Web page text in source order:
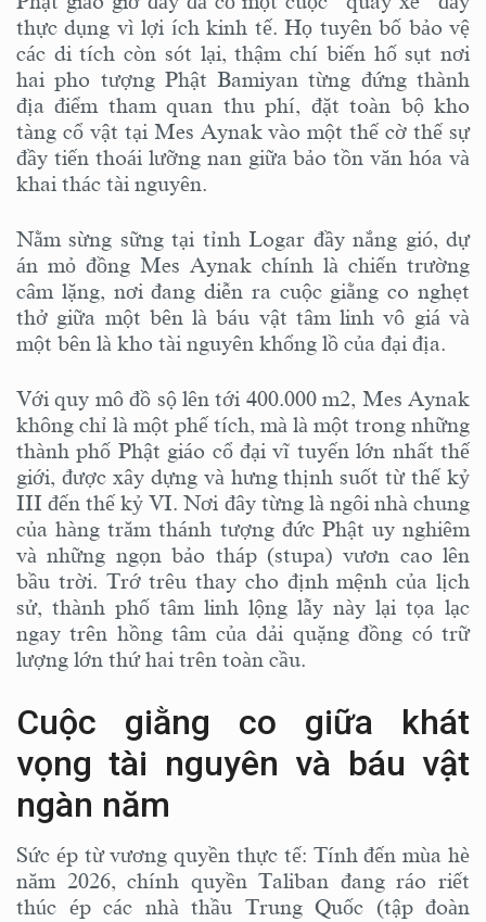
thực dụng vì lợi ích kinh tế. Họ tuyên bố bảo vệ
các di tích còn sót lại, thậm chí biến hố sụt nơi
hai pho tượng Phật Bamiyan từng đứng thành
địa điểm tham quan thu phí, đặt toàn bộ kho
tàng cổ vật tại Mes Aynak vào một thế cờ thế sự
đầy tiến thoái lưỡng nan giữa bảo tồn văn hóa và
khai thác tài nguyên.
Nằm sừng sững tại tỉnh Logar đầy nắng gió, dự
án mỏ đồng Mes Aynak chính là chiến trường
câm lặng, nơi đang diễn ra cuộc giằng co nghẹt
thở giữa một bên là báu vật tâm linh vô giá và
một bên là kho tài nguyên khổng lồ của đại địa.
Với quy mô đồ sộ lên tới 400.000 m2, Mes Aynak
không chỉ là một phế tích, mà là một trong những
thành phố Phật giáo cổ đại vĩ tuyến lớn nhất thế
giới, được xây dựng và hưng thịnh suốt từ thế kỷ
III đến thế kỷ VI. Nơi đây từng là ngôi nhà chung
của hàng trăm thánh tượng đức Phật uy nghiêm
và những ngọn bảo tháp (stupa) vươn cao lên
bầu trời. Trớ trêu thay cho định mệnh của lịch
sử, thành phố tâm linh lộng lẫy này lại tọa lạc
ngay trên hồng tâm của dải quặng đồng có trữ
lượng lớn thứ hai trên toàn cầu.
Cuộc giằng co giữa khát
vọng tài nguyên và báu vật
ngàn năm
Sức ép từ vương quyền thực tế: Tính đến mùa hè
năm 2026, chính quyền Taliban đang ráo riết
thúc ép các nhà thầu Trung Quốc (tập đoàn